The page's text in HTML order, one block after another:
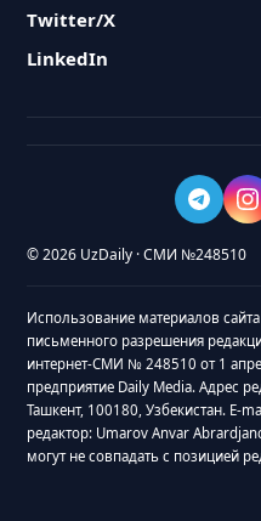
Twitter/X
LinkedIn
© 2026 UzDaily · СМИ №248510
Использование материалов
письменного разрешения
интернет-СМИ № 248510 от 1
предприятие Daily Media. Адрес
Ташкент, 100180, Узбекистан. E-
редактор: Umarov Anvar
могут не совпадать с позицией